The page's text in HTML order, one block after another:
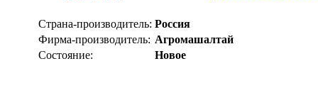
Страна-производитель: Россия
Фирма-производитель: Агромашалтай
Состояние:
Новое